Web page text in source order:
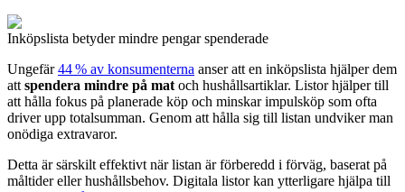
Inköpslista betyder mindre pengar spenderade
Ungefär44 % av konsumenterna anser att en inköpslista hjälper dem
att spendera mindre på mat och hushållsartiklar. Listor hjälper till
att hålla fokus på planerade köp och minskar impulsköp som ofta
driver upp totalsumman. Genom att hålla sig till listan undviker man
onödiga extravaror.
Detta är särskilt effektivt när listan är förberedd i förväg, baserat på
måltider eller hushållsbehov. Digitala listor kan ytterligare hjälpa till